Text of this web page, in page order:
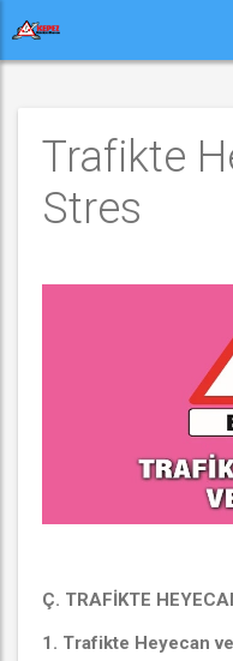
Trafikte
Stres
Ç. TRAFİKTE
1. Trafikte Heyecan